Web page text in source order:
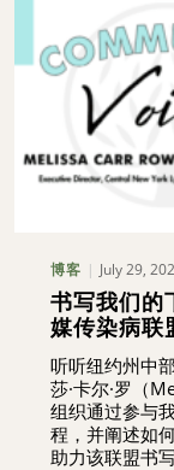
博客 July 29,
书写我们的
媒传染病联
听听纽约州中
莎·卡尔·罗（
组织通过参与
程，并阐述如
助力该联盟书